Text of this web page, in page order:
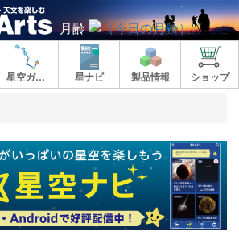
月齢
星空ガイド 星ナビ 製品情報 ショップ